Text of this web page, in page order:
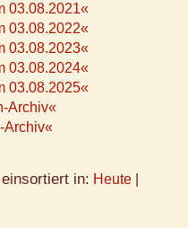
03.08.2021«
03.08.2022«
03.08.2023«
03.08.2024«
03.08.2025«
Archiv«
Archiv«
einsortiert in: Heute